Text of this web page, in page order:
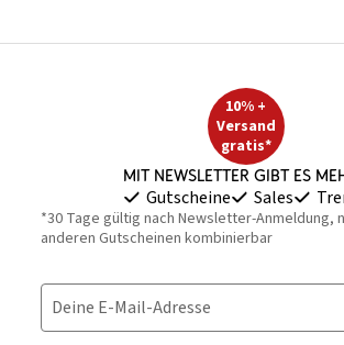
10% +
Versand
gratis*
Mit Newsletter gibt es
Gutscheine Sales
*30 Tage gültig nach Newsletter-Anmeldung,
anderen Gutscheinen kombinierbar
Deine E-Mail-Adresse